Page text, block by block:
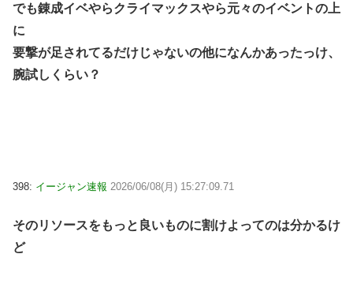
でも錬成イベやらクライマックスやら元々のイベントの上
に
要撃が足されてるだけじゃないの他になんかあったっけ、
腕試しくらい？
398: イージャン速報 2026/06/08(月) 15:27:09.71
そのリソースをもっと良いものに割けよってのは分かるけ
ど